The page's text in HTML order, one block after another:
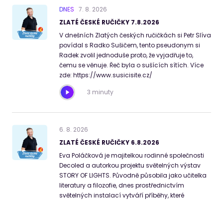
DNES 7. 8. 2026
ZLATÉ ČESKÉ RUČIČKY 7.8.2026
V dnešních Zlatých českých ručičkách si Petr Slíva
povídal s Radko Sušičem, tento pseudonym si
Radek zvolil jednoduše proto, že vyjadřuje to,
čemu se věnuje. Řeč byla o sušících sítích. Více
zde: https://www.susicisite.cz/
3 minuty
6. 8. 2026
ZLATÉ ČESKÉ RUČIČKY 6.8.2026
Eva Poláčková je majitelkou rodinné společnosti
Decoled a autorkou projektu světelných výstav
STORY OF LIGHTS. Původně působila jako učitelka
literatury a filozofie, dnes prostřednictvím
světelných instalací vytváří příběhy, které